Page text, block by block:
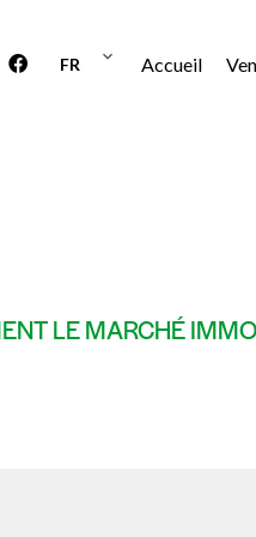
FR Accueil
LE MARCHÉ